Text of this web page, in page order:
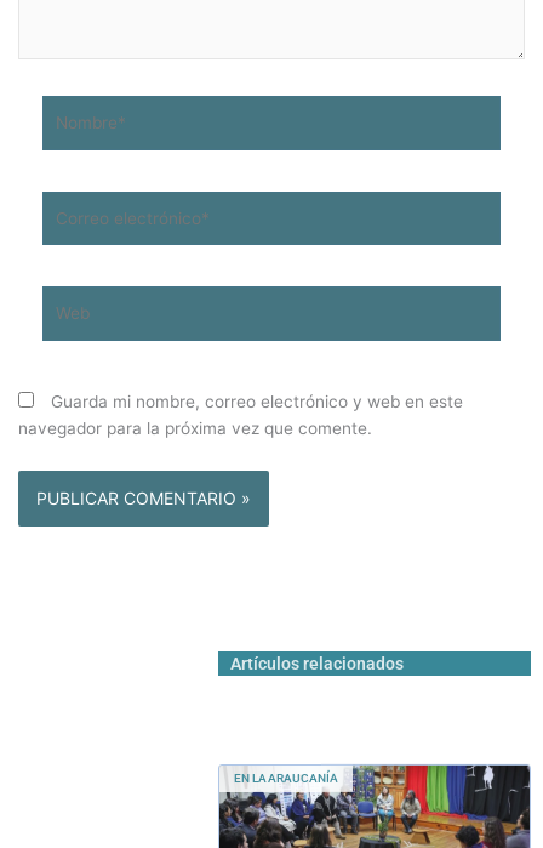
electrónico*
Guarda mi nombre, correo electrónico y web en este
navegador para la próxima vez que comente.
Artículos relacionados